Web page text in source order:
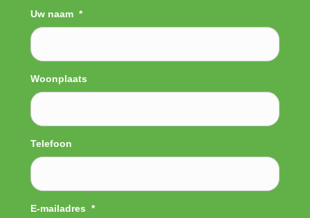
Uw naam *
Woonplaats
Telefoon
E-mailadres *